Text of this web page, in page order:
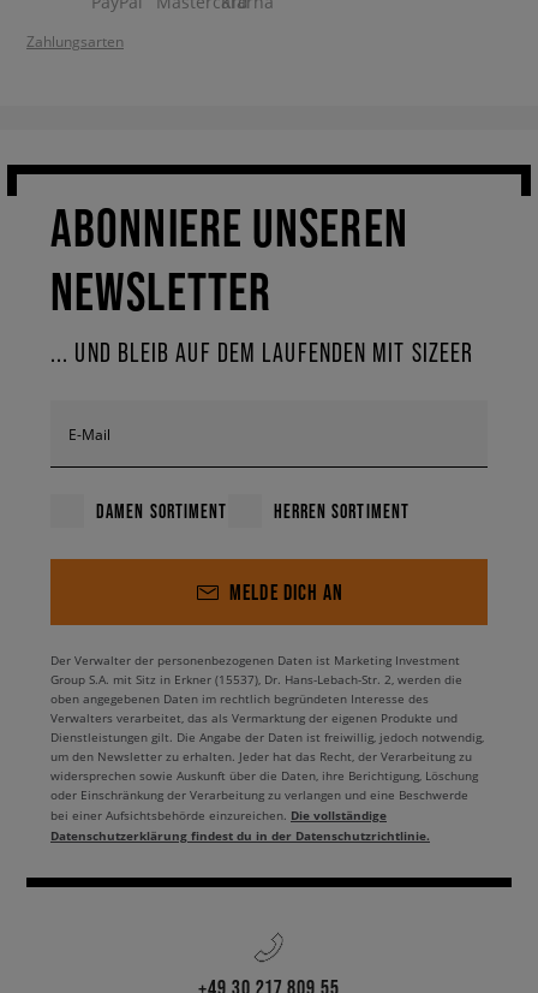
Zahlungsarten
ABONNIERE UNSEREN
NEWSLETTER
... UND BLEIB AUF DEM LAUFENDEN MIT SIZEER
E-Mail
DAMEN SORTIMENT HERREN SORTIMENT
MELDE DICH AN
Der Verwalter der personenbezogenen Daten ist Marketing Investment
Group S.A. mit Sitz in Erkner (15537), Dr. Hans-Lebach-Str. 2, werden die
oben angegebenen Daten im rechtlich begründeten Interesse des
Verwalters verarbeitet, das als Vermarktung der eigenen Produkte und
Dienstleistungen gilt. Die Angabe der Daten ist freiwillig, jedoch notwendig,
um den Newsletter zu erhalten. Jeder hat das Recht, der Verarbeitung zu
widersprechen sowie Auskunft über die Daten, ihre Berichtigung, Löschung
oder Einschränkung der Verarbeitung zu verlangen und eine Beschwerde
bei einer Aufsichtsbehörde einzureichen. Die vollständige
Datenschutzerklärung findest du in der Datenschutzrichtlinie.
+49 30 217 809 55